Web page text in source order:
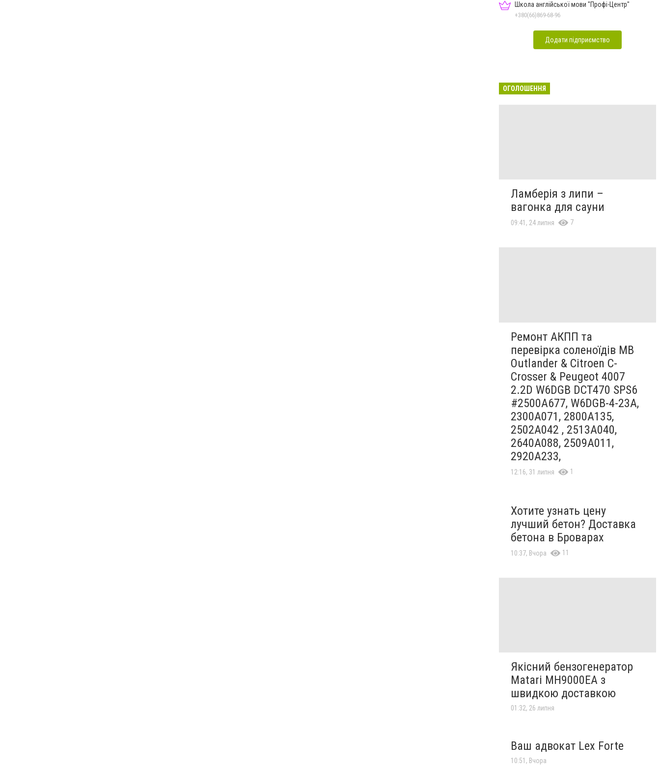
Школа англійської мови "Профі-Центр"
+380(66)869-68-96
Додати підприємство
ОГОЛОШЕННЯ
Ламберія з липи –
вагонка для сауни
09:41, 24 липня 7
Ремонт АКПП та
перевірка соленоїдів MB
Outlander & Citroen C-
Crosser & Peugeot 4007
2.2D W6DGB DCT470 SPS6
#2500A677, W6DGB-4-23A,
2300A071, 2800A135,
2502A042 , 2513A040,
2640A088, 2509A011,
2920A233,
12:16, 31 липня 1
Хотите узнать цену
лучший бетон? Доставка
бетона в Броварах
10:37, Вчора 11
Якісний бензогенератор
Matari MH9000EA з
швидкою доставкою
01:32, 26 липня
Ваш адвокат Lex Forte
10:51, Вчора